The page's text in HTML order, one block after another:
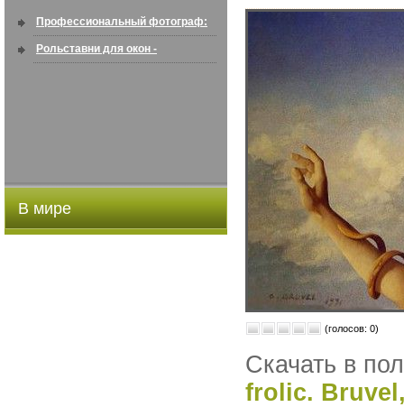
Профессиональный фотограф:
искусство создавать снимки, ...
Рольставни для окон -
В мире
(голосов: 0)
Скачать в
frolic.